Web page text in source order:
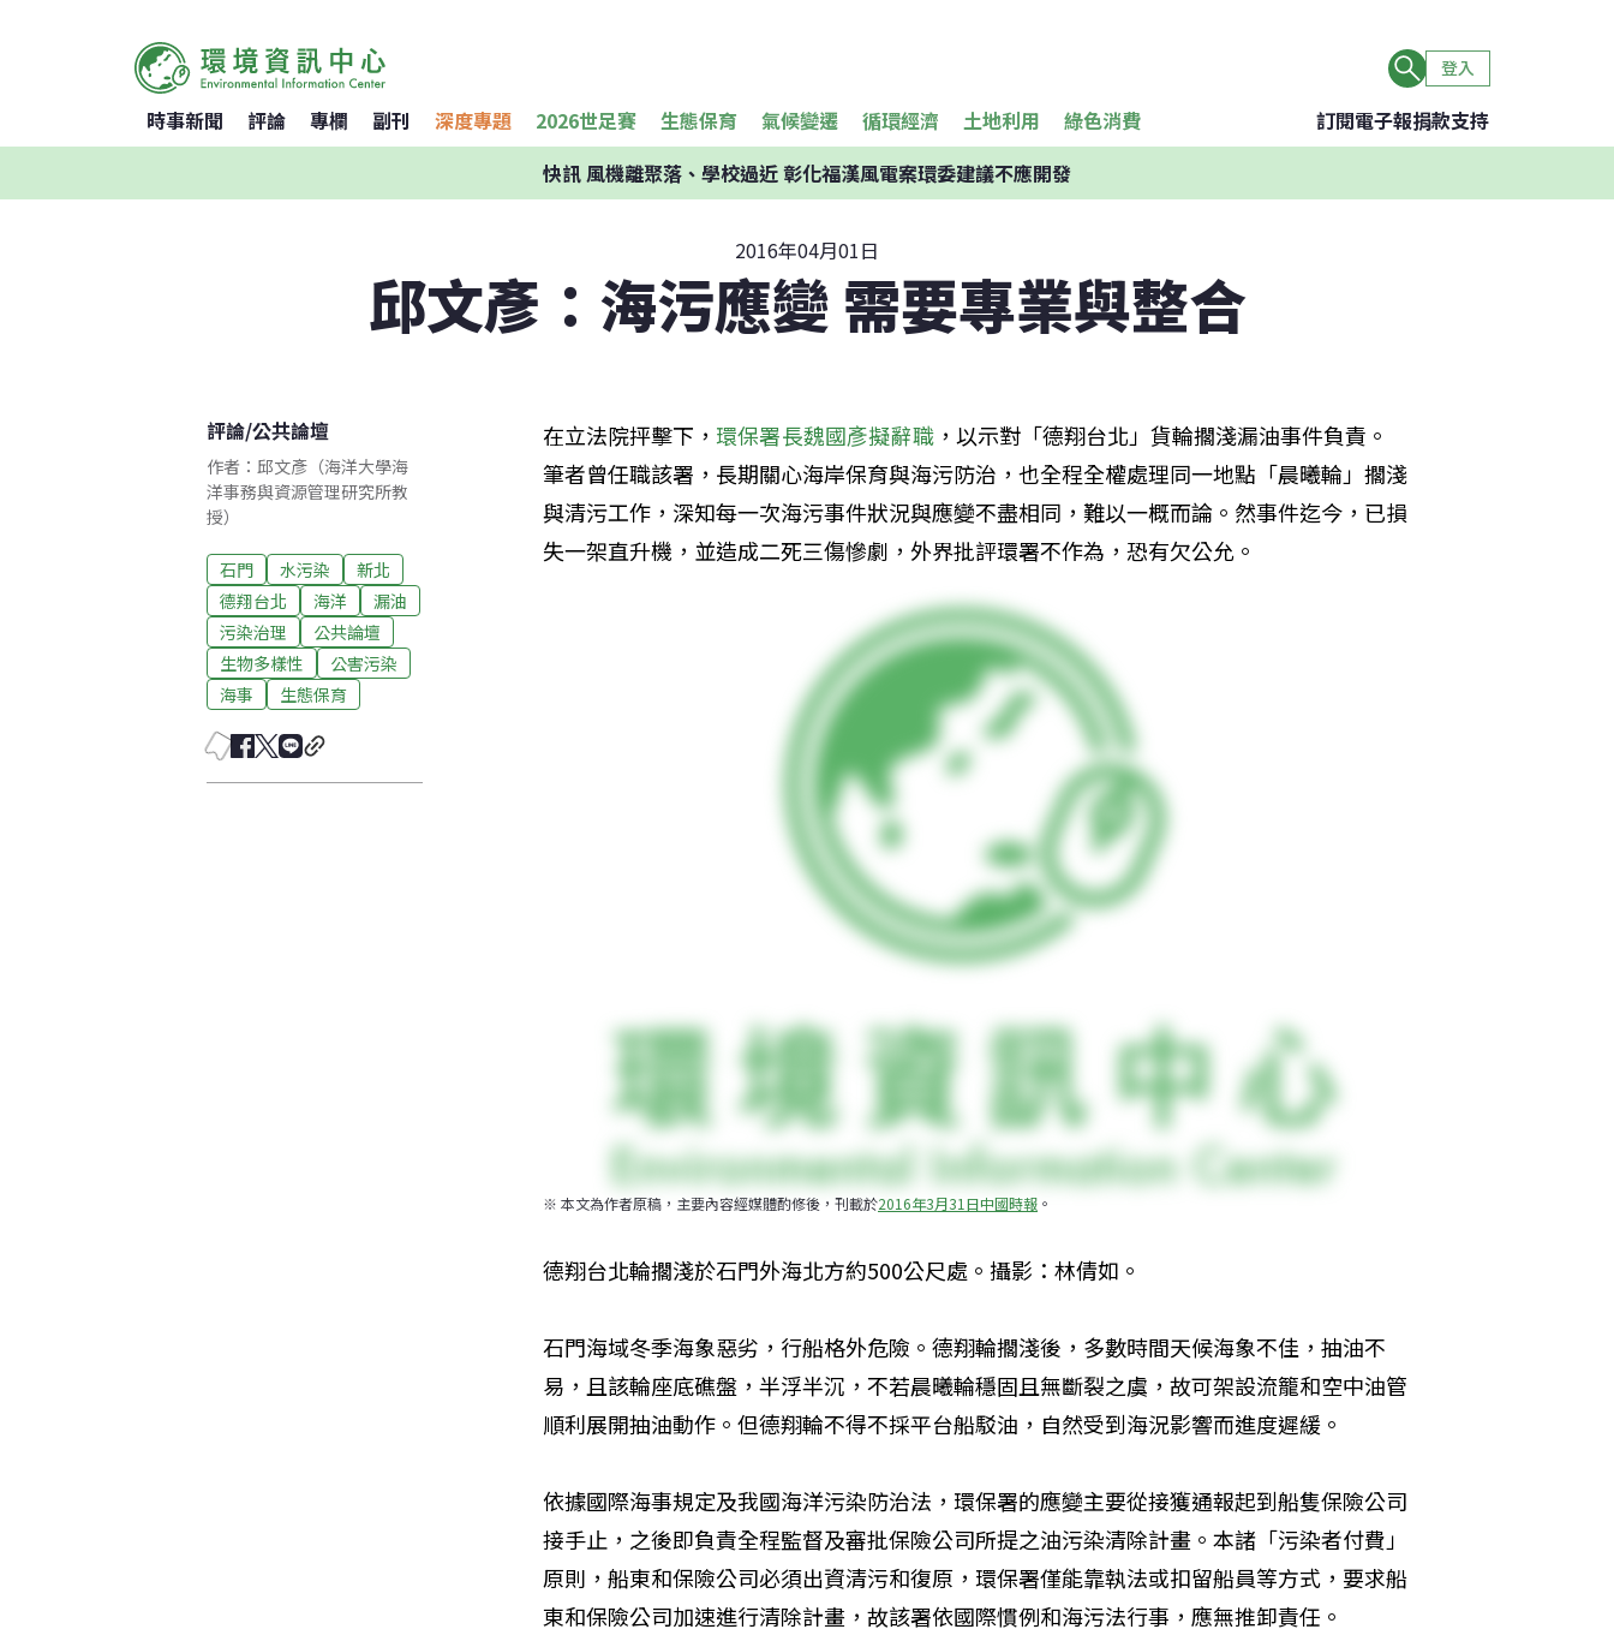
登入
時事新聞 評論 專欄 副刊 深度專題 2026世足賽 生態保育 氣候變遷 循環經濟 土地利用 綠色消費 訂閱電子報捐款支持
快訊風機離聚落、學校過近 彰化福漢風電案環委建議不應開發
2016年04月01日
邱文彥：海污應變 需要專業與整合
評論/公共論壇
作者：邱文彥（海洋大學海
洋事務與資源管理研究所教
授）
石門 水污染
新北
德翔台北
海洋
漏油
污染治理
公共論壇
生物多樣性
公害污染
海事
生態保育
在立法院抨擊下， 環保署長魏國彥擬辭職，以示對「德翔台北」貨輪擱淺漏油事件負責。
筆者曾任職該署，長期關心海岸保育與海污防治，也全程全權處理同一地點「晨曦輪」擱淺
與清污工作，深知每一次海污事件狀況與應變不盡相同，難以一概而論。然事件迄今，已損
失一架直升機，並造成二死三傷慘劇，外界批評環署不作為，恐有欠公允。
※ 本文為作者原稿，主要內容經媒體酌修後，刊載於2016年3月31日中國時報 。
德翔台北輪擱淺於石門外海北方約500公尺處。攝影：林倩如。
石門海域冬季海象惡劣，行船格外危險。德翔輪擱淺後，多數時間天候海象不佳，抽油不
易，且該輪座底礁盤，半浮半沉，不若晨曦輪穩固且無斷裂之虞，故可架設流籠和空中油管
順利展開抽油動作。但德翔輪不得不採平台船駁油，自然受到海況影響而進度遲緩。
依據國際海事規定及我國海洋污染防治法，環保署的應變主要從接獲通報起到船隻保險公司
接手止，之後即負責全程監督及審批保險公司所提之油污染清除計畫。本諸「污染者付費」
原則，船東和保險公司必須出資清污和復原，環保署僅能靠執法或扣留船員等方式，要求船
東和保險公司加速進行清除計畫，故該署依國際慣例和海污法行事，應無推卸責任。